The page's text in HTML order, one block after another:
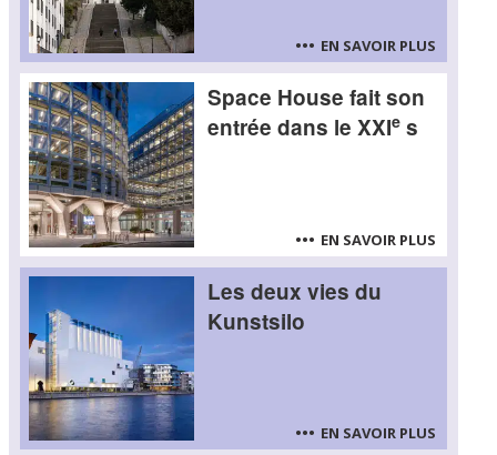
EN SAVOIR PLUS
Space House fait son
entrée dans le XXIes
EN SAVOIR PLUS
Les deux vies du
Kunstsilo
EN SAVOIR PLUS